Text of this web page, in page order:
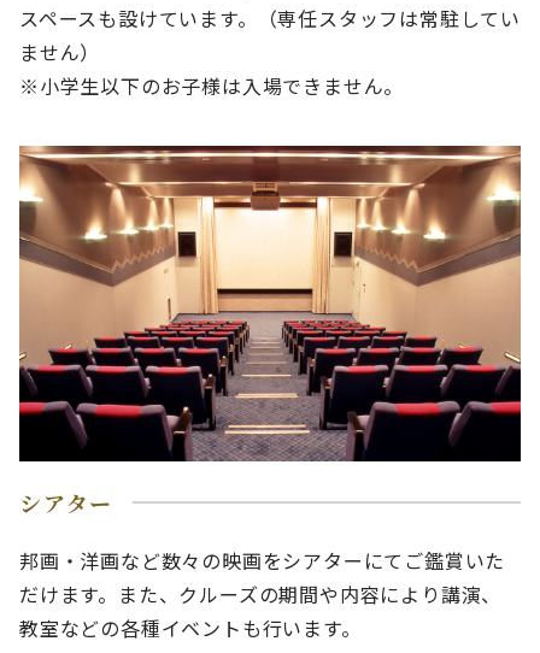
スペースも設けています。（専任スタッフは常駐してい
ません）
※小学生以下のお子様は入場できません。
シアター
邦画・洋画など数々の映画をシアターにてご鑑賞いた
だけます。また、クルーズの期間や内容により講演、
教室などの各種イベントも行います。